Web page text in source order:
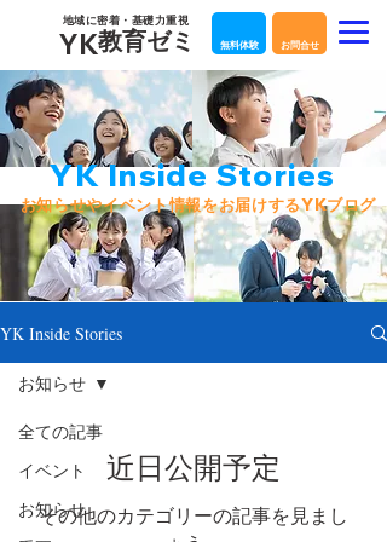
お問合せ
無料体験
教育ゼミ
​地域に密着・基礎力重視
YK
YK Inside Stories
​お知らせやイベント情報をお届けするYKブログ
YK Inside Stories
全ての記事
イベント
お知らせ
お知らせ
近日公開予定
その他のカテゴリーの記事を見まし